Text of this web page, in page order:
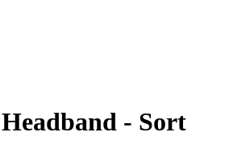
- Sort